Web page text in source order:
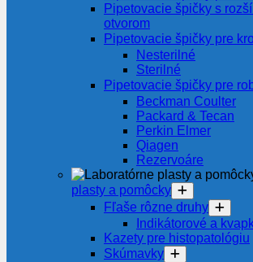
Pipetovacie špičky s
otvorom
Pipetovacie špičky pre
Nesterilné
Sterilné
Pipetovacie špičky pre
Beckman Coulter
Packard & Tecan
Perkin Elmer
Qiagen
Rezervoáre
plasty a pomôcky
Fľaše rôzne druhy
Indikátorové a
Kazety pre histopatológiu
Skúmavky